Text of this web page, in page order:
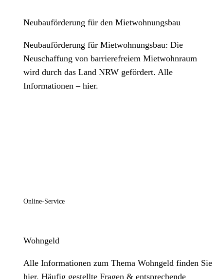
Neubauförderung für den Mietwohnungsbau
Neubauförderung für Mietwohnungsbau: Die
Neuschaffung von barrierefreiem Mietwohnraum
wird durch das Land NRW gefördert. Alle
Informationen – hier.
Online-Service
Wohngeld
Alle Informationen zum Thema Wohngeld finden Sie
hier. Häufig gestellte Fragen & entsprechende